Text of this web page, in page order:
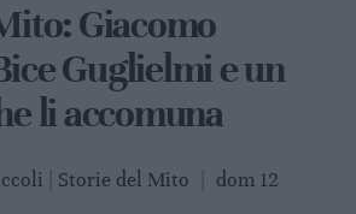
Giacomo
Guglielmi e un
li accomuna
| Storie del Mito dom 12